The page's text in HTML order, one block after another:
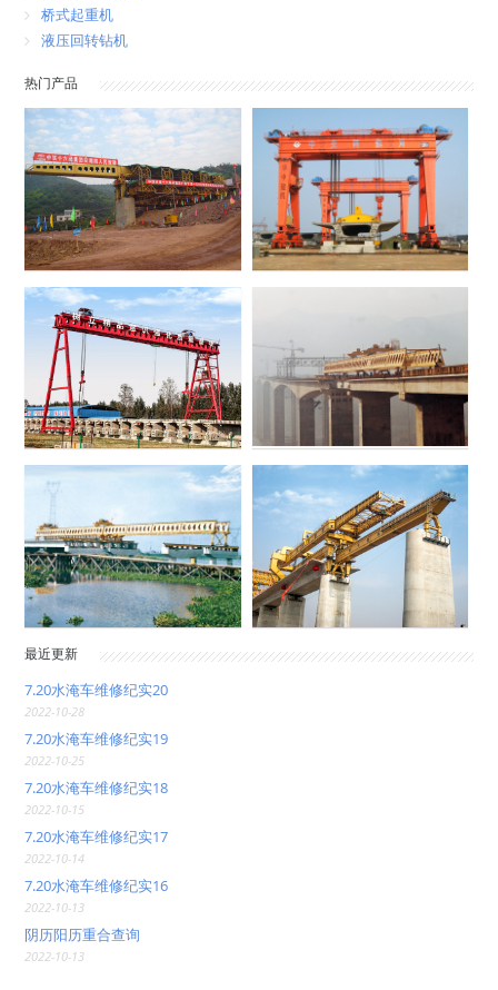
桥式起重机
液压回转钻机
热门产品
最近更新
7.20水淹车维修纪实20
2022-10-28
7.20水淹车维修纪实19
2022-10-25
7.20水淹车维修纪实18
2022-10-15
7.20水淹车维修纪实17
2022-10-14
7.20水淹车维修纪实16
2022-10-13
阴历阳历重合查询
2022-10-13